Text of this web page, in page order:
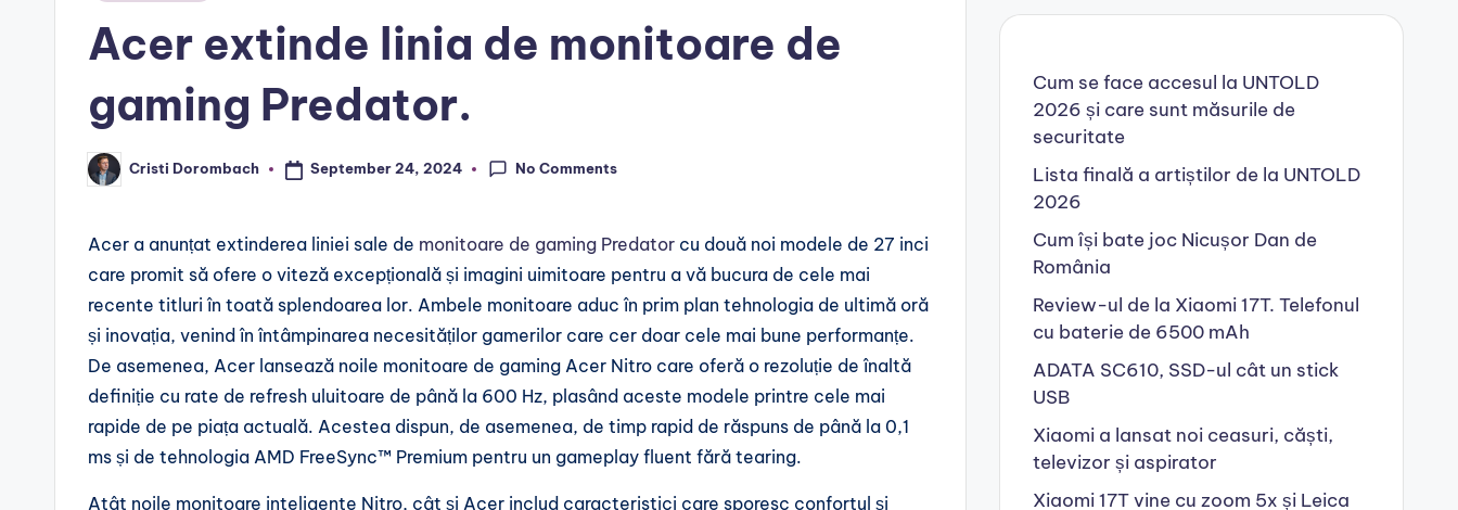
Acer extinde linia de monitoare de
gaming Predator.
Posted
by
Cristi Dorombach September 24, 2024 No Comments
Acer a anunțat extinderea liniei sale de monitoare de gaming Predator cu două noi modele de 27 inci
care promit să ofere o viteză excepțională și imagini uimitoare pentru a vă bucura de cele mai
recente titluri în toată splendoarea lor. Ambele monitoare aduc în prim plan tehnologia de ultimă oră
și inovația, venind în întâmpinarea necesităților gamerilor care cer doar cele mai bune performanțe.
De asemenea, Acer lansează noile monitoare de gaming Acer Nitro care oferă o rezoluție de înaltă
definiție cu rate de refresh uluitoare de până la 600 Hz, plasând aceste modele printre cele mai
rapide de pe piața actuală. Acestea dispun, de asemenea, de timp rapid de răspuns de până la 0,1
ms și de tehnologia AMD FreeSync™ Premium pentru un gameplay fluent fără tearing.
Atât noile monitoare inteligente Nitro, cât și Acer includ caracteristici care sporesc confortul și
Cum se face accesul la UNTOLD
2026 și care sunt măsurile de
securitate
Lista finală a artiștilor de la UNTOLD
2026
Cum își bate joc Nicușor Dan de
România
Review-ul de la Xiaomi 17T. Telefonul
cu baterie de 6500 mAh
ADATA SC610, SSD-ul cât un stick
USB
Xiaomi a lansat noi ceasuri, căști,
televizor și aspirator
Xiaomi 17T vine cu zoom 5x și Leica